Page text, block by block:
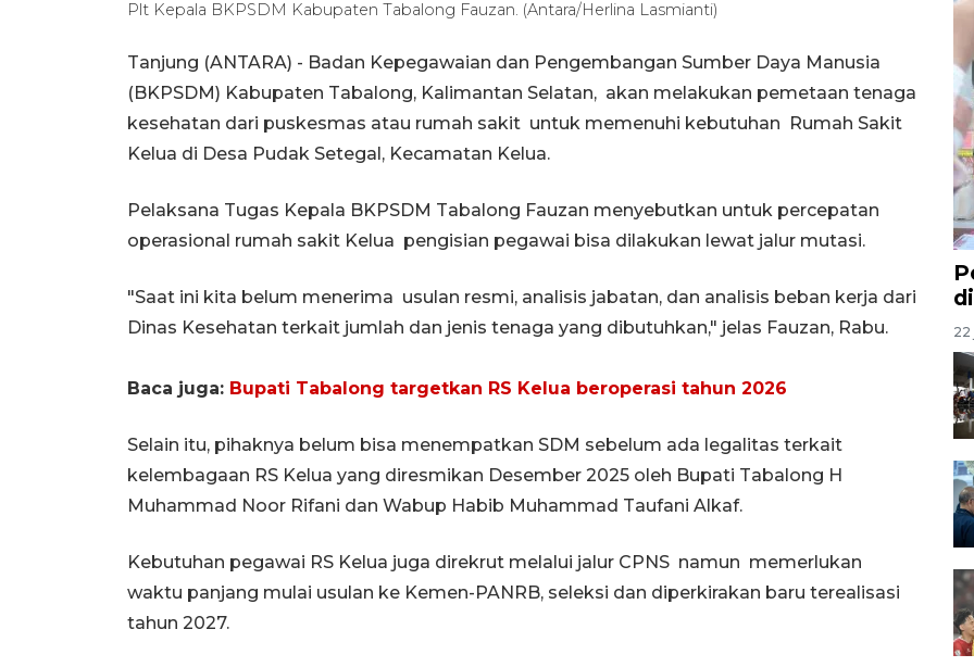
Plt Kepala BKPSDM Kabupaten Tabalong Fauzan. (Antara/Herlina Lasmianti)
Tanjung (ANTARA) - Badan Kepegawaian dan Pengembangan Sumber Daya Manusia
(BKPSDM) Kabupaten Tabalong, Kalimantan Selatan, akan melakukan pemetaan tenaga
kesehatan dari puskesmas atau rumah sakit untuk memenuhi kebutuhan Rumah Sakit
Kelua di Desa Pudak Setegal, Kecamatan Kelua.
Pelaksana Tugas Kepala BKPSDM Tabalong Fauzan menyebutkan untuk percepatan
operasional rumah sakit Kelua pengisian pegawai bisa dilakukan lewat jalur mutasi.
"Saat ini kita belum menerima usulan resmi, analisis jabatan, dan analisis beban kerja dari
Dinas Kesehatan terkait jumlah dan jenis tenaga yang dibutuhkan," jelas Fauzan, Rabu.
Baca juga: Bupati Tabalong targetkan RS Kelua beroperasi tahun 2026
Selain itu, pihaknya belum bisa menempatkan SDM sebelum ada legalitas terkait
kelembagaan RS Kelua yang diresmikan Desember 2025 oleh Bupati Tabalong H
Muhammad Noor Rifani dan Wabup Habib Muhammad Taufani Alkaf.
Kebutuhan pegawai RS Kelua juga direkrut melalui jalur CPNS namun memerlukan
waktu panjang mulai usulan ke Kemen-PANRB, seleksi dan diperkirakan baru terealisasi
tahun 2027.
22